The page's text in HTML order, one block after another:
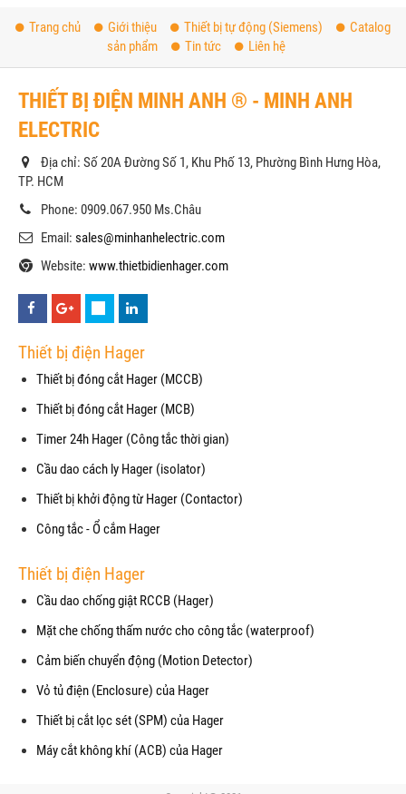
Trang chủ Giới thiệu Thiết bị tự động (Siemens)
Catalog
sản phẩm
Tin tức Liên hệ
THIẾT BỊ ĐIỆN MINH ANH ® - MINH ANH
ELECTRIC
Địa chỉ: Số 20A Đường Số 1, Khu Phố 13, Phường Bình Hưng Hòa,
TP. HCM
Phone: 0909.067.950 Ms.Châu
Email: sales@minhanhelectric.com
Website: www.thietbidienhager.com
Thiết bị điện Hager
Thiết bị đóng cắt Hager (MCCB)
Thiết bị đóng cắt Hager (MCB)
Timer 24h Hager (Công tắc thời gian)
Cầu dao cách ly Hager (isolator)
Thiết bị khởi động từ Hager (Contactor)
Công tắc - Ổ cắm Hager
Thiết bị điện Hager
Cầu dao chống giật RCCB (Hager)
Mặt che chống thấm nước cho công tắc (waterproof)
Cảm biến chuyển động (Motion Detector)
Vỏ tủ điện (Enclosure) của Hager
Thiết bị cắt lọc sét (SPM) của Hager
Máy cắt không khí (ACB) của Hager